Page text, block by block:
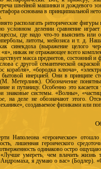
швейной машинки и дождевого
основана в принципиальной
располагать риторические
условном делении сравнение
где надо что-то выяснить
литоты, мейозиса и т. д.
синекдоха (выражение целого
«я», никак не отражающее всего
масса предметов, состояний и
с другой семантической
корабля», «бородка ключа»,
инерцией. Они в принципе
(М. Метерлинк). Обозначение
и путаницу. Особенно это
знаковые системы. «Волны»,
на деле не обозначают этого.
создаваемое физиками или
Наполеона «героическое»
лишенная героического
одинаково остро
умереть, чем влачить жизнь
я думаю о вас» (Бодлер).